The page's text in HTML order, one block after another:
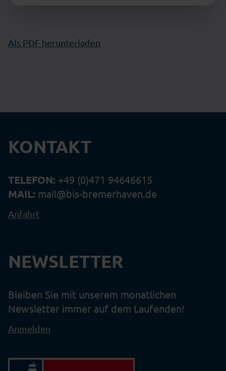
Als PDF herunterladen
KONTAKT
TELEFON: +49 (0)471 94646615
MAIL: mail@bis-bremerhaven.de
Anfahrt
NEWSLETTER
Bleiben Sie mit unserem monatlichen
Newsletter immer auf dem Laufenden!
Anmelden